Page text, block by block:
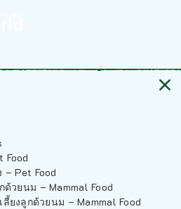
Food
– Pet Food
ด้วยนม – Mammal Food
ลี้ยงลูกด้วยนม – Mammal Food